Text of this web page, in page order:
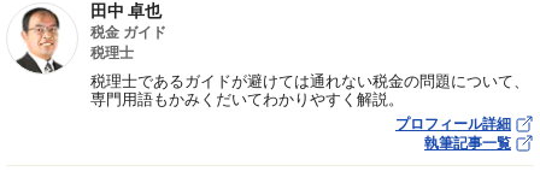
田中 卓也
税金 ガイド
税理士
税理士であるガイドが避けては通れない税金の問題について、
専門用語もかみくだいてわかりやすく解説。
プロフィール詳細
執筆記事一覧